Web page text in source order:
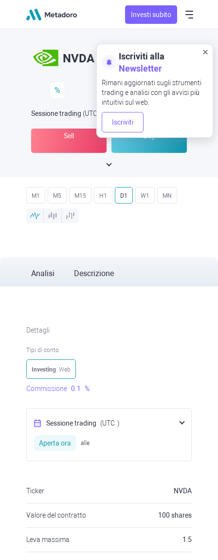
Investi subito
Iscriviti alla
Newsletter
Rimani aggiornati sugli strumenti
trading e analisi con gli avvisi più
intuitivi sul web.
Iscriviti
NVDA
%
Sessione trading (UTC ) -Aperta oraalle
Sell Buy
M1 M5 M15 H1 D1 W1 MN
Analisi Descrizione
Dettagli
Tipi di conto
Investing: Web
Commissione 0.1 %
Sessione trading (UTC )
Aperta ora alle
Ticker NVDA
Valore del contratto 100 shares
Leva massima 1:5